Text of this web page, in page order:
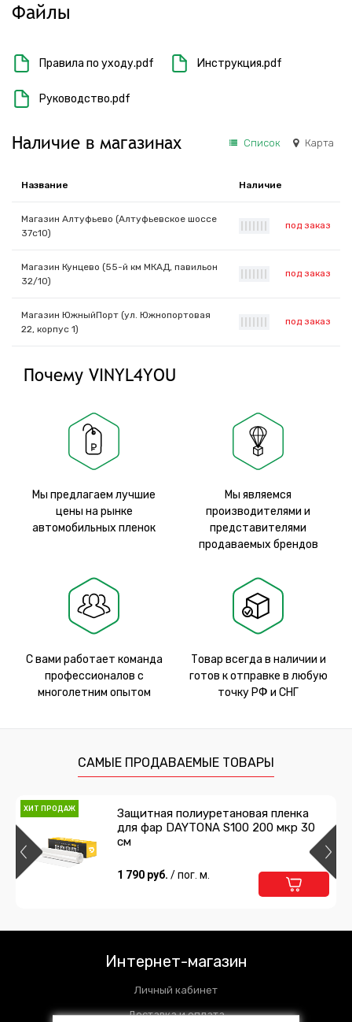
Файлы
Правила по уходу.pdf Инструкция.pdf
Руководство.pdf
Наличие в магазинах Список Карта
Название Наличие
Магазин Алтуфьево (Алтуфьевское шоссе
37с10)
под заказ
Магазин Кунцево (55-й км МКАД, павильон
32/10)
под заказ
Магазин ЮжныйПорт (ул. Южнопортовая
22, корпус 1)
под заказ
Почему VINYL4YOU
Мы предлагаем лучшие
цены на рынке
автомобильных пленок
Мы являемся
производителями и
представителями
продаваемых брендов
С вами работает команда
профессионалов с
многолетним опытом
Товар всегда в наличии и
готов к отправке в любую
точку РФ и СНГ
САМЫЕ ПРОДАВАЕМЫЕ ТОВАРЫ
ХИТ ПРОДАЖ
Защитная полиуретановая пленка
для фар DAYTONA S100 200 мкр 30
см
1 790 руб. / пог. м.
Интернет-магазин
Личный кабинет
Доставка и оплата